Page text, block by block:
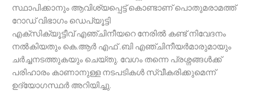
സ്ഥാപിക്കാനും ആവിശ്യപ്പെട്ട് കൊണ്ടാണ് പൊതുമരാമത്ത്
റോഡ് വിഭാഗം ഡെപ്യൂട്ടി
എക്സിക്യൂട്ടീവ് എഞ്ചിനീയറെ നേരിൽ കണ്ട് നിവേദനം
നൽകിയതും കെ.ആർ എഫ് .ബി എഞ്ചിനീയർമാരുമായും
ചർച്ചനടത്തുകയും ചെയ്തു. വേഗം തന്നെ പ്രശ്നങ്ങൾക്ക്
പരിഹാരം കാണാനുള്ള നടപടികൾ സ്വീകരിക്കുമെന്ന്
ഉദ്യോഗസ്ഥർ അറിയിച്ചു.